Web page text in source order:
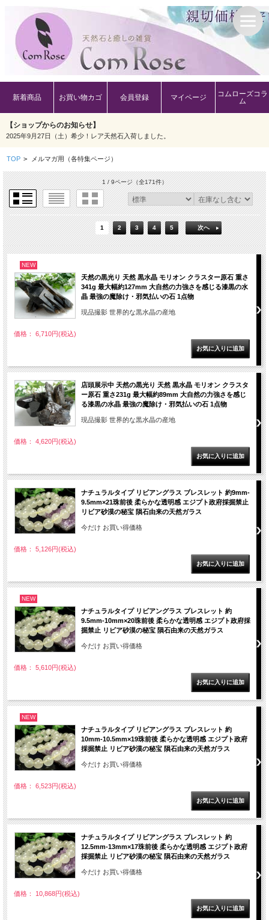
新着商品 お買い物カゴ 会員登録 マイページ
コムローズコラ
ム
【ショップからのお知らせ】
2025年9月27日（土）希少！レア天然石入荷しました。
TOP > メルマガ用（各特集ページ）
1 / 9ページ（全171件）
1 2 3 4 5 次へ
NEW
天然の黒光り 天然 黒水晶 モリオン クラスター原石 重さ
341g 最大幅約127mm 大自然の力強さを感じる漆黒の水
晶 最強の魔除け・邪気払いの石 1点物
現品撮影 世界的な黒水晶の産地
価格： 6,710円(税込)
店頭展示中 天然の黒光り 天然 黒水晶 モリオン クラスタ
ー原石 重さ231g 最大幅約89mm 大自然の力強さを感じ
る漆黒の水晶 最強の魔除け・邪気払いの石 1点物
現品撮影 世界的な黒水晶の産地
価格： 4,620円(税込)
ナチュラルタイプ リビアングラス ブレスレット 約9mm-
9.5mm×21珠前後 柔らかな透明感 エジプト政府採掘禁止
リビア砂漠の秘宝 隕石由来の天然ガラス
今だけ お買い得価格
価格： 5,126円(税込)
NEW
ナチュラルタイプ リビアングラス ブレスレット 約
9.5mm-10mm×20珠前後 柔らかな透明感 エジプト政府採
掘禁止 リビア砂漠の秘宝 隕石由来の天然ガラス
今だけ お買い得価格
価格： 5,610円(税込)
NEW
ナチュラルタイプ リビアングラス ブレスレット 約
10mm-10.5mm×19珠前後 柔らかな透明感 エジプト政府
採掘禁止 リビア砂漠の秘宝 隕石由来の天然ガラス
今だけ お買い得価格
価格： 6,523円(税込)
ナチュラルタイプ リビアングラス ブレスレット 約
12.5mm-13mm×17珠前後 柔らかな透明感 エジプト政府
採掘禁止 リビア砂漠の秘宝 隕石由来の天然ガラス
今だけ お買い得価格
価格： 10,868円(税込)